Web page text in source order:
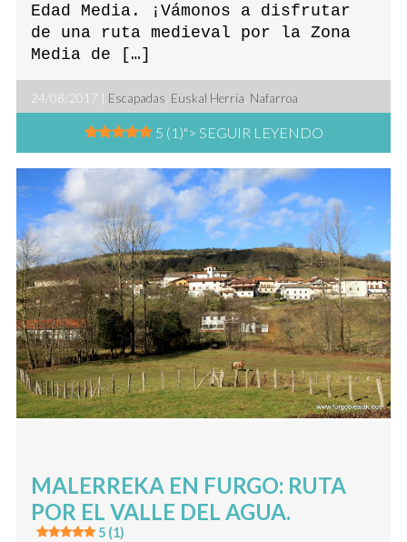
Edad Media. ¡Vámonos a disfrutar
de una ruta medieval por la Zona
Media de […]
24/08/2017 | Escapadas Euskal Herria Nafarroa
5 (1)"> SEGUIR LEYENDO
MALERREKA EN FURGO: RUTA
POR EL VALLE DEL AGUA.
5 (1)